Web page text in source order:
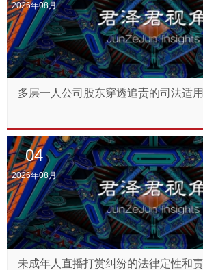
2026年08月
多层一人公司股东穿透追责的司法适用
04
2026年08月
未成年人直播打赏纠纷的法律定性和